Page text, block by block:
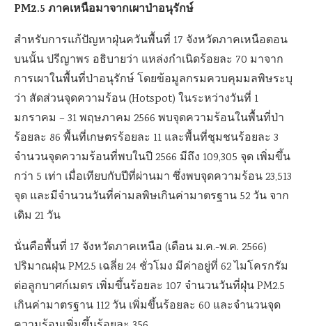
PM2.5 ภาคเหนือมาจากเผาป่าอนุรักษ์
สำหรับการแก้ปัญหาฝุ่นควันพื้นที่ 17 จังหวัดภาคเหนือตอน
บนนั้น ปรีญาพร อธิบายว่า แหล่งกำเนิดร้อยละ 70 มาจาก
การเผาในพื้นที่ป่าอนุรักษ์ โดยข้อมูลกรมควบคุมมลพิษระบุ
ว่า สัดส่วนจุดความร้อน (Hotspot) ในระหว่างวันที่ 1
มกราคม – 31 พฤษภาคม 2566 พบจุดความร้อนในพื้นที่ป่า
ร้อยละ 86 พื้นที่เกษตรร้อยละ 11 และพื้นที่ชุมชนร้อยละ 3
จำนวนจุดความร้อนที่พบในปี 2566 มีถึง 109,305 จุด เพิ่มขึ้น
กว่า 5 เท่า เมื่อเทียบกับปีที่ผ่านมา ซึ่งพบจุดความร้อน 23,513
จุด และมีจำนวนวันที่ค่ามลพิษเกินค่ามาตรฐาน 52 วัน จาก
เดิม 21 วัน
นั่นคือพื้นที่ 17 จังหวัดภาคเหนือ (เดือน ม.ค.-พ.ค. 2566)
ปริมาณฝุ่น PM2.5 เฉลี่ย 24 ชั่วโมง มีค่าอยู่ที่ 62 ไมโครกรัม
ต่อลูกบาศก์เมตร เพิ่มขึ้นร้อยละ 107 จำนวนวันที่ฝุ่น PM2.5
เกินค่ามาตรฐาน 112 วัน เพิ่มขึ้นร้อยละ 60 และจำนวนจุด